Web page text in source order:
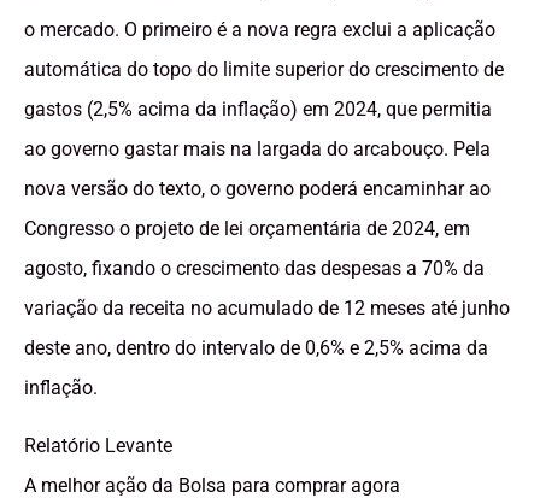
o mercado. O primeiro é a nova regra exclui a aplicação
automática do topo do limite superior do crescimento de
gastos (2,5% acima da inflação) em 2024, que permitia
ao governo gastar mais na largada do arcabouço. Pela
nova versão do texto, o governo poderá encaminhar ao
Congresso o projeto de lei orçamentária de 2024, em
agosto, fixando o crescimento das despesas a 70% da
variação da receita no acumulado de 12 meses até junho
deste ano, dentro do intervalo de 0,6% e 2,5% acima da
inflação.
Relatório Levante
A melhor ação da Bolsa para comprar agora